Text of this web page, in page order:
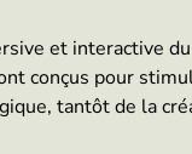
et interactive
conçus pour
tantôt de la